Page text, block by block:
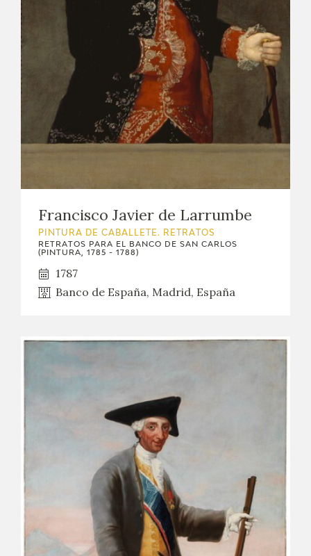
EXPOSICIONES
ACTIVIDADES
ACTUALIDAD
SALA DE PRENSA
FRANCISCO DE GOYA
BIOGRAFÍA
EL VIAJE DE GOYA
Francisco Javier de Larrumbe
PINTURA DE CABALLETE. RETRATOS
RETRATOS PARA EL BANCO DE SAN CARLOS
(PINTURA, 1785 - 1788)
1787
Banco de España, Madrid, España